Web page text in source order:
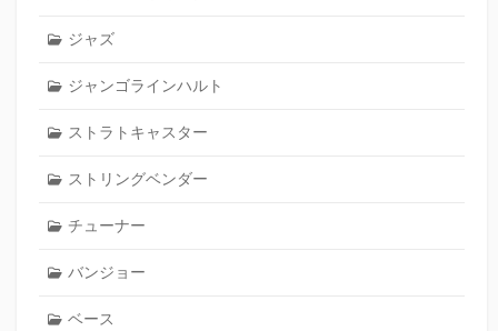
ジャズ
ジャンゴラインハルト
ストラトキャスター
ストリングベンダー
チューナー
バンジョー
ベース